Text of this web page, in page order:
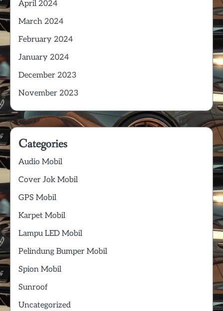
April 2024
March 2024
February 2024
January 2024
December 2023
November 2023
Categories
Audio Mobil
Cover Jok Mobil
GPS Mobil
Karpet Mobil
Lampu LED Mobil
Pelindung Bumper Mobil
Spion Mobil
Sunroof
Uncategorized